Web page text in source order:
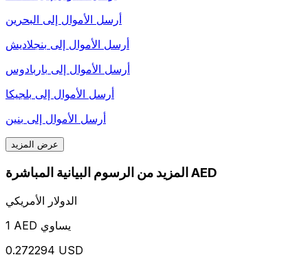
أرسل الأموال إلى البحرين
أرسل الأموال إلى بنجلاديش
أرسل الأموال إلى باربادوس
أرسل الأموال إلى بلجيكا
أرسل الأموال إلى بنين
عرض المزيد
المزيد من الرسوم البيانية المباشرة AED
الدولار الأمريكي
1 AED يساوي
0.272294 USD